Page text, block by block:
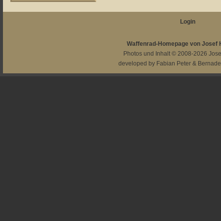
Login
Waffenrad-Homepage von Josef
Photos und Inhalt © 2008-2026
developed by Fabian Peter &